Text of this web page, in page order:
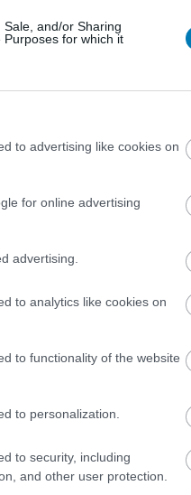
and/or Sharing
for which it
to advertising like cookies on
for online advertising
advertising.
to analytics like cookies on
to functionality of the website
to personalization.
to security, including
and other user protection.
várható volt, hogy
az egészet.
(X)